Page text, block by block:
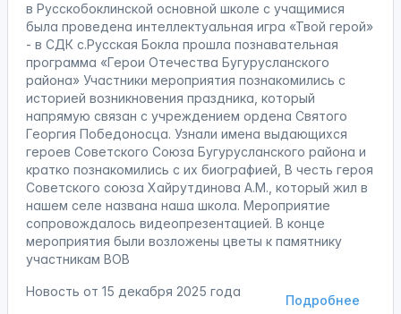
в Русскобоклинской основной школе с учащимися
была проведена интеллектуальная игра «Твой герой»
- в СДК с.Русская Бокла прошла познавательная
программа «Герои Отечества Бугурусланского
района» Участники мероприятия познакомились с
историей возникновения праздника, который
напрямую связан с учреждением ордена Святого
Георгия Победоносца. Узнали имена выдающихся
героев Советского Союза Бугурусланского района и
кратко познакомились с их биографией, В честь героя
Советского союза Хайрутдинова А.М., который жил в
нашем селе названа наша школа. Мероприятие
сопровождалось видеопрезентацией. В конце
мероприятия были возложены цветы к памятнику
участникам ВОВ
Подробнее
Новость от 15 декабря 2025 года